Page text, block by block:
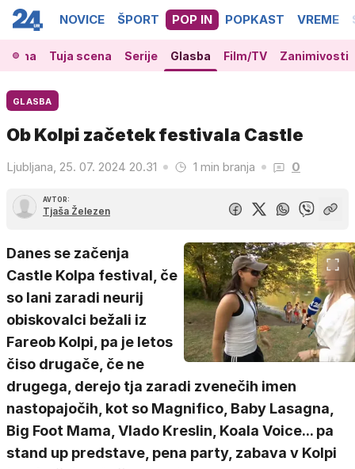
NOVICE ŠPORT POP IN POPKAST VREME
Tuja scena Serije Glasba Film/TV Zanimivosti
GLASBA
Ob Kolpi začetek festivala Castle
Ljubljana, 25. 07. 2024 20.31 1 min branja 0
AVTOR:
Tjaša Železen
Danes se začenja
Castle Kolpa festival, če
so lani zaradi neurij
obiskovalci bežali iz
Fareob Kolpi, pa je letos
čiso drugače, če ne
drugega, derejo tja zaradi zvenečih imen
nastopajočih, kot so Magnifico, Baby Lasagna,
Big Foot Mama, Vlado Kreslin, Koala Voice... pa
stand up predstave, pena party, zabava v Kolpi